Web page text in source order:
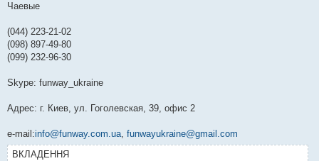
Чаевые
(044) 223-21-02
(098) 897-49-80
(099) 232-96-30
Skype: funway_ukraine
Адрес: г. Киев, ул. Гоголевская, 39, офис 2
e-mail:info@funway.com.ua, funwayukraine@gmail.com
ВКЛАДЕННЯ